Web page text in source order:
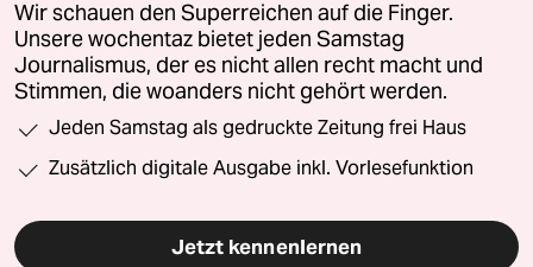
Wir schauen den Superreichen auf die Finger.
Unsere wochentaz bietet jeden Samstag
Journalismus, der es nicht allen recht macht und
Stimmen, die woanders nicht gehört werden.
Jeden Samstag als gedruckte Zeitung frei Haus
Zusätzlich digitale Ausgabe inkl. Vorlesefunktion
Jetzt kennenlernen